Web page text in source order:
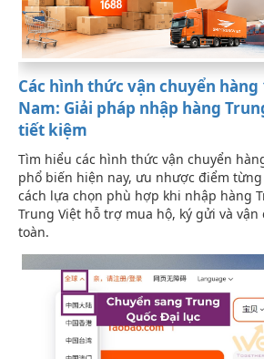
Các hình thức vận chuyển hàng
Nam: Giải pháp nhập hàng
tiết kiệm
Tìm hiểu các hình thức vận chuyển
phổ biến hiện nay, ưu nhược điểm
cách lựa chọn phù hợp khi nhập hàng
Trung Việt hỗ trợ mua hộ, ký gửi và
toàn.